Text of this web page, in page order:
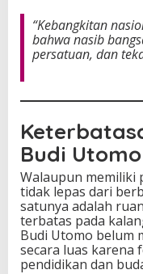
“Kebangkitan
bahwa nasib
persatuan, dan
Budi Utomo
Walaupun memiliki
tidak lepas dari
satunya adalah
terbatas pada
Budi Utomo belum
secara luas karena
pendidikan dan